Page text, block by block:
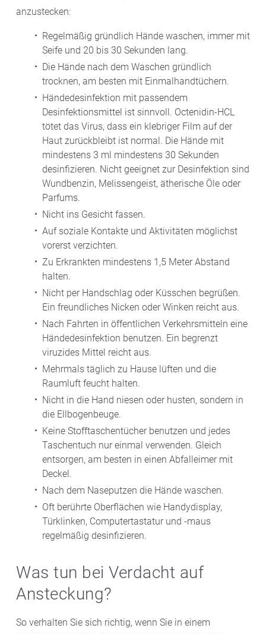
anzustecken:
Regelmäßig gründlich Hände waschen, immer mit
Seife und 20 bis 30 Sekunden lang.
Die Hände nach dem Waschen gründlich
trocknen, am besten mit Einmalhandtüchern.
Händedesinfektion mit passendem
Desinfektionsmittel ist sinnvoll. Octenidin-HCL
tötet das Virus, dass ein klebriger Film auf der
Haut zurückbleibt ist normal. Die Hände mit
mindestens 3 ml mindestens 30 Sekunden
desinfizieren. Nicht geeignet zur Desinfektion sind
Wundbenzin, Melissengeist, ätherische Öle oder
Parfums.
Nicht ins Gesicht fassen.
Auf soziale Kontakte und Aktivitäten möglichst
vorerst verzichten.
Zu Erkrankten mindestens 1,5 Meter Abstand
halten.
Nicht per Handschlag oder Küsschen begrüßen.
Ein freundliches Nicken oder Winken reicht aus.
Nach Fahrten in öffentlichen Verkehrsmitteln eine
Händedesinfektion benutzen. Ein begrenzt
viruzides Mittel reicht aus.
Mehrmals täglich zu Hause lüften und die
Raumluft feucht halten.
Nicht in die Hand niesen oder husten, sondern in
die Ellbogenbeuge.
Keine Stofftaschentücher benutzen und jedes
Taschentuch nur einmal verwenden. Gleich
entsorgen, am besten in einen Abfalleimer mit
Deckel.
Nach dem Naseputzen die Hände waschen.
Oft berührte Oberflächen wie Handydisplay,
Türklinken, Computertastatur und -maus
regelmäßig desinfizieren.
Was tun bei Verdacht auf
Ansteckung?
So verhalten Sie sich richtig, wenn Sie in einem